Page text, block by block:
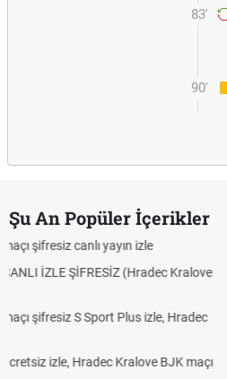
83'
90'
Şu An Popüler İçerikler
Hradec Kralove - Beşiktaş maçı
Hradec Kralove Beşiktaş maçı
Trivela Nedir? Trivela Vuruşu Nasıl
Röveşata Nedir? Röveşata Vuruşu
Plonjon Nedir? Kalecilikte Plonjon